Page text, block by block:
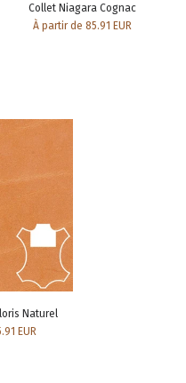
Collet Niagara Cognac
À partir de 85.91 EUR
Naturel
EUR